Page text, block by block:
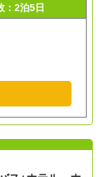
：2泊5日